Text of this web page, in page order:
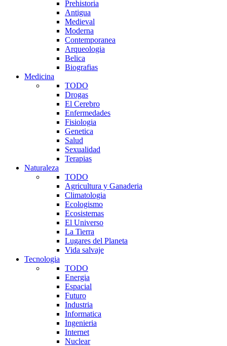
Prehistoria
Antigua
Medieval
Moderna
Contemporanea
Arqueologia
Belica
Biografias
Medicina
TODO
Drogas
El Cerebro
Enfermedades
Fisiologia
Genetica
Salud
Sexualidad
Terapias
Naturaleza
TODO
Agricultura y Ganaderia
Climatologia
Ecologismo
Ecosistemas
El Universo
La Tierra
Lugares del Planeta
Vida salvaje
Tecnologia
TODO
Energia
Espacial
Futuro
Industria
Informatica
Ingenieria
Internet
Nuclear